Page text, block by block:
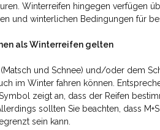
Winterreifen hingegen verfügen
und winterlichen Bedingungen für
als Winterreifen gelten
und Schnee) und/oder dem
im Winter fahren können.
zeigt an, dass der Reifen
sollten Sie beachten, dass
sein kann.